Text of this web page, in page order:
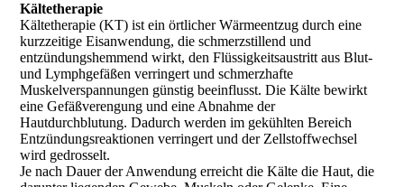
Kältetherapie
Kältetherapie (KT) ist ein örtlicher Wärmeentzug durch eine
kurzzeitige Eisanwendung, die schmerzstillend und
entzündungshemmend wirkt, den Flüssigkeitsaustritt aus Blut-
und Lymphgefäßen verringert und schmerzhafte
Muskelverspannungen günstig beeinflusst. Die Kälte bewirkt
eine Gefäßverengung und eine Abnahme der
Hautdurchblutung. Dadurch werden im gekühlten Bereich
Entzündungsreaktionen verringert und der Zellstoffwechsel
wird gedrosselt.
Je nach Dauer der Anwendung erreicht die Kälte die Haut, die